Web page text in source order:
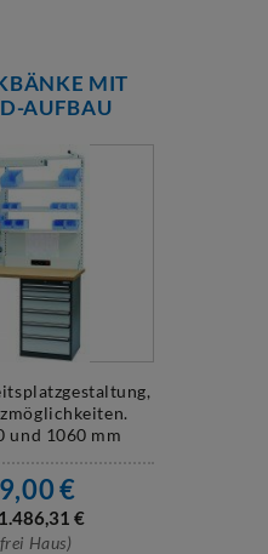
MIT
AUFBAU
und 1060 mm
€
1.486,31 €
Haus)